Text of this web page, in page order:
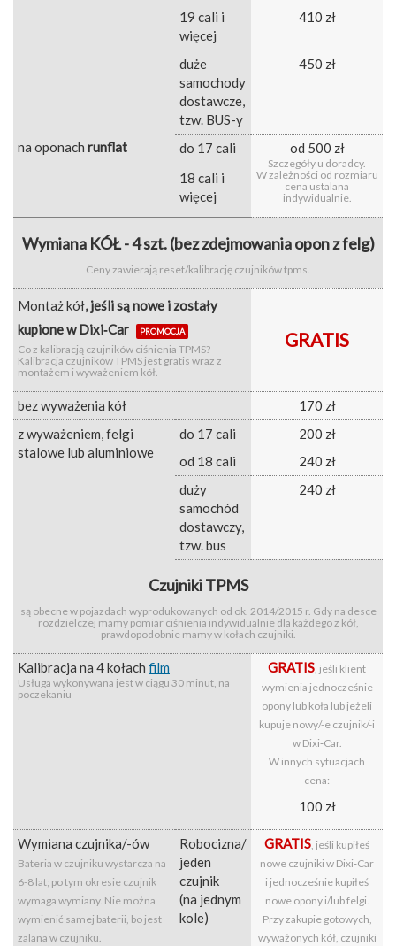
19 cali i
więcej
410 zł
duże
samochody
dostawcze,
tzw. BUS-y
450 zł
na oponach runflat do 17 cali od 500 zł
Szczegóły u doradcy.
W zależności od rozmiaru
cena ustalana
indywidualnie.
18 cali i
więcej
Wymiana KÓŁ - 4 szt. (bez zdejmowania opon z felg)
Ceny zawierają reset/kalibrację czujników tpms.
Montaż kół, jeśli są nowe i zostały
kupione w Dixi‑Car
PROMOCJA
Co z kalibracją czujników ciśnienia TPMS?
Kalibracja czujników TPMS jest gratis wraz z
montażem i wyważeniem kół.
GRATIS
bez wyważenia kół
170 zł
z wyważeniem, felgi
stalowe lub aluminiowe
do 17 cali
200 zł
od 18 cali
240 zł
duży
samochód
dostawczy,
tzw. bus
240 zł
Czujniki TPMS
są obecne w pojazdach wyprodukowanych od ok. 2014/2015 r. Gdy na desce
rozdzielczej mamy pomiar ciśnienia indywidualnie dla każdego z kół,
prawdopodobnie mamy w kołach czujniki.
Kalibracja na 4 kołach film
Usługa wykonywana jest w ciągu 30 minut, na
poczekaniu
GRATIS, jeśli klient
wymienia jednocześnie
opony lub koła lub jeżeli
kupuje nowy/-e czujnik/-i
w Dixi‑Car.
W innych sytuacjach
cena:
100 zł
Wymiana czujnika/-ów
Bateria w czujniku wystarcza na
6-8 lat; po tym okresie czujnik
wymaga wymiany. Nie można
wymienić samej baterii, bo jest
zalana w czujniku.
Robocizna/
jeden
czujnik
(na jednym
kole)
GRATIS, jeśli kupiłeś
nowe czujniki w Dixi‑Car
i jednocześnie kupiłeś
nowe opony i/lub felgi.
Przy zakupie gotowych,
wyważonych kół, czujniki